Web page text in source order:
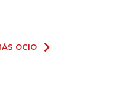
OCIO